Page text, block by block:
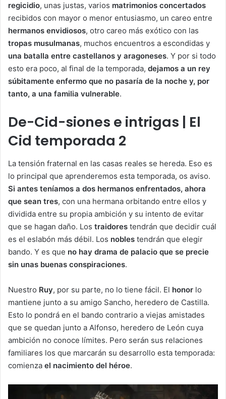
regicidio, unas justas, varios matrimonios concertados
recibidos con mayor o menor entusiasmo, un careo entre
hermanos envidiosos, otro careo más exótico con las
tropas musulmanas, muchos encuentros a escondidas y
una batalla entre castellanos y aragoneses. Y por si todo
esto era poco, al final de la temporada, dejamos a un rey
súbitamente enfermo que no pasaría de la noche y, por
tanto, a una familia vulnerable.
De-Cid-siones e intrigas | El
Cid temporada 2
La tensión fraternal en las casas reales se hereda. Eso es
lo principal que aprenderemos esta temporada, os aviso.
Si antes teníamos a dos hermanos enfrentados, ahora
que sean tres, con una hermana orbitando entre ellos y
dividida entre su propia ambición y su intento de evitar
que se hagan daño. Los traidores tendrán que decidir cuál
es el eslabón más débil. Los nobles tendrán que elegir
bando. Y es que no hay drama de palacio que se precie
sin unas buenas conspiraciones.
Nuestro Ruy, por su parte, no lo tiene fácil. El honor lo
mantiene junto a su amigo Sancho, heredero de Castilla.
Esto lo pondrá en el bando contrario a viejas amistades
que se quedan junto a Alfonso, heredero de León cuya
ambición no conoce límites. Pero serán sus relaciones
familiares los que marcarán su desarrollo esta temporada:
comienza el nacimiento del héroe.